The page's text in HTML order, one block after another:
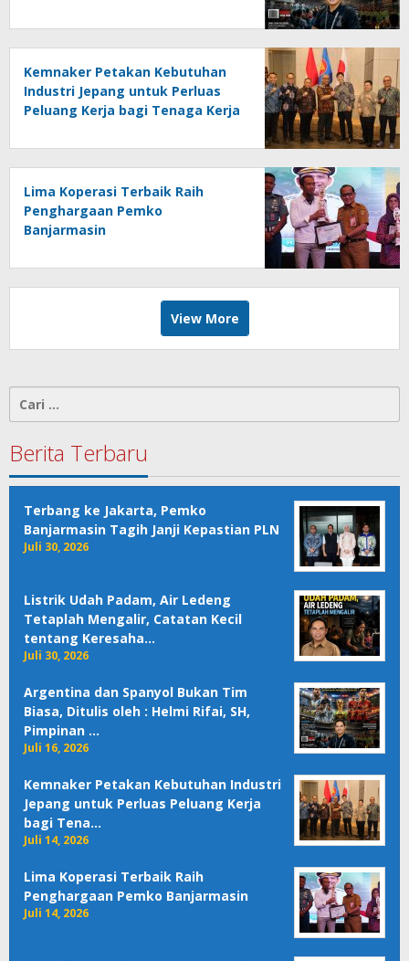
Kemnaker Petakan Kebutuhan
Industri Jepang untuk Perluas
Peluang Kerja bagi Tenaga Kerja
Lima Koperasi Terbaik Raih
Penghargaan Pemko
Banjarmasin
View More
untuk:
Berita Terbaru
Terbang ke Jakarta, Pemko
Banjarmasin Tagih Janji Kepastian PLN
Juli 30, 2026
Listrik Udah Padam, Air Ledeng
Tetaplah Mengalir, Catatan Kecil
tentang Keresaha…
Juli 30, 2026
Argentina dan Spanyol Bukan Tim
Biasa, Ditulis oleh : Helmi Rifai, SH,
Pimpinan …
Juli 16, 2026
Kemnaker Petakan Kebutuhan Industri
Jepang untuk Perluas Peluang Kerja
bagi Tena…
Juli 14, 2026
Lima Koperasi Terbaik Raih
Penghargaan Pemko Banjarmasin
Juli 14, 2026